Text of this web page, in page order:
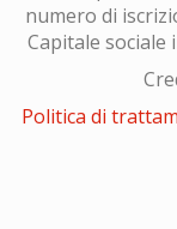
numero di
Capitale sociale
Politica di